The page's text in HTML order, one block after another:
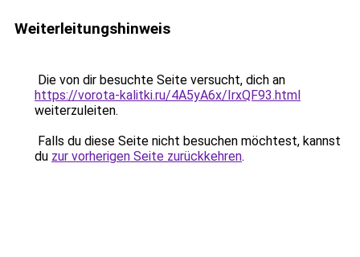
Weiterleitungshinweis
Die von dir besuchte Seite versucht, dich an
https://vorota-kalitki.ru/4A5yA6x/IrxQF93.html
weiterzuleiten.
Falls du diese Seite nicht besuchen möchtest, kannst
du zur vorherigen Seite zurückkehren.